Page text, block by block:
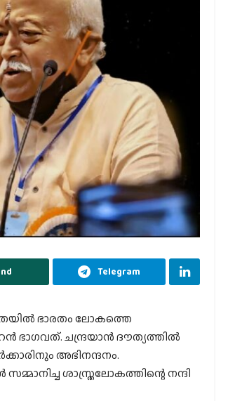
Telegram
ഭാരതം ലോകത്തെ
ചന്ദ്രയാന്‍ ദൗത്യത്തില്‍
അഭിനന്ദനം.
ശാസ്ത്രലോകത്തിന്റെ നന്ദി